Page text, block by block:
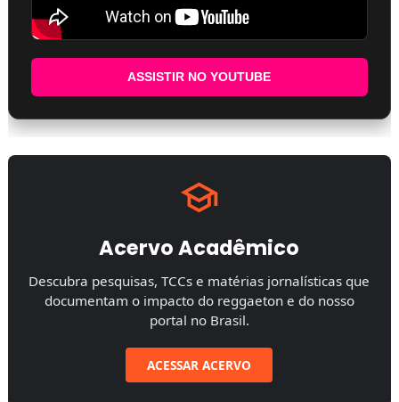
ASSISTIR NO YOUTUBE
Acervo Acadêmico
Descubra pesquisas, TCCs e matérias jornalísticas que
documentam o impacto do reggaeton e do nosso
portal no Brasil.
ACESSAR ACERVO